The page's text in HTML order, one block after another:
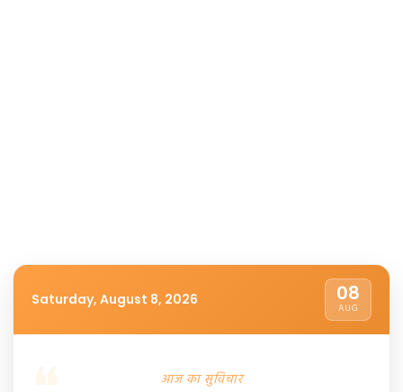
Saturday, August 8, 2026 08
AUG
आज का सुविचार